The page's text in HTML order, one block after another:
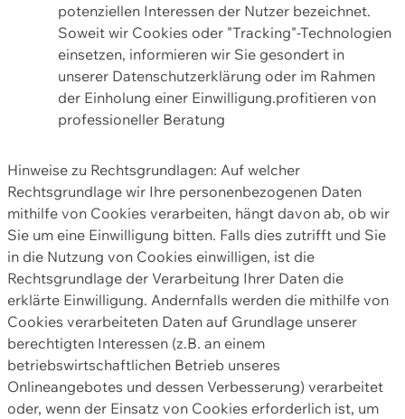
potenziellen Interessen der Nutzer bezeichnet.
Soweit wir Cookies oder "Tracking"-Technologien
einsetzen, informieren wir Sie gesondert in
unserer Datenschutzerklärung oder im Rahmen
der Einholung einer Einwilligung.profitieren von
professioneller Beratung
Hinweise zu Rechtsgrundlagen: Auf welcher
Rechtsgrundlage wir Ihre personenbezogenen Daten
mithilfe von Cookies verarbeiten, hängt davon ab, ob wir
Sie um eine Einwilligung bitten. Falls dies zutrifft und Sie
in die Nutzung von Cookies einwilligen, ist die
Rechtsgrundlage der Verarbeitung Ihrer Daten die
erklärte Einwilligung. Andernfalls werden die mithilfe von
Cookies verarbeiteten Daten auf Grundlage unserer
berechtigten Interessen (z.B. an einem
betriebswirtschaftlichen Betrieb unseres
Onlineangebotes und dessen Verbesserung) verarbeitet
oder, wenn der Einsatz von Cookies erforderlich ist, um